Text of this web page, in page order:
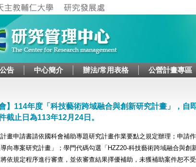
告 中心簡介 辦法/常用表格 公營計畫專區
裡
會】114年度「科技藝術跨域融合與創新研究計畫」，自
截止日為113年12月24日。
畫申請書請依國科會補助專題研究計畫作業要點之規定辦理；申請
向專案研究計畫」；學門代碼勾選「HZZ20-科技藝術跨域融合與創
依規定程序進行審查，並依審查結果擇優補助，未獲補助案件恕不受